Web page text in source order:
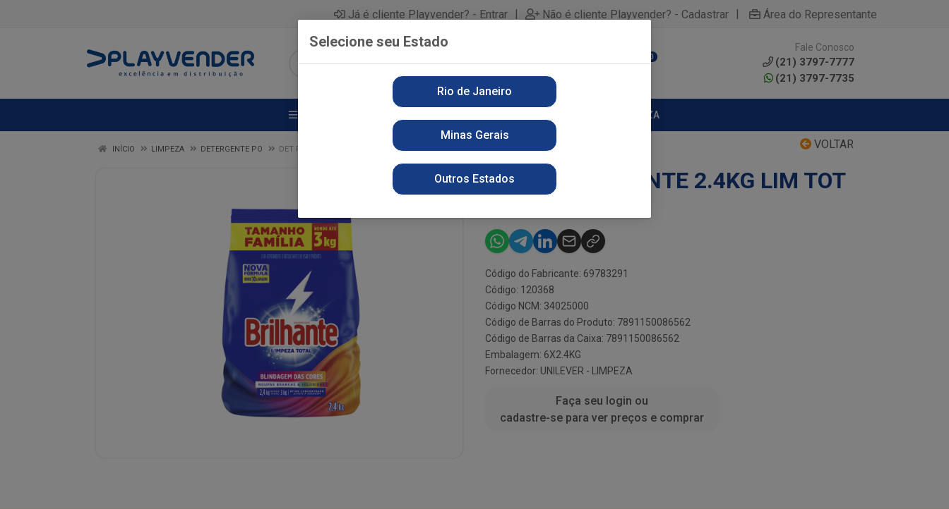
Já é cliente Playvender? - Entrar | Não é cliente Playvender? - Cadastrar | Área do Representante
0
Fale Conosco
(21) 3797-7777
(21) 3797-7735
LIMPEZA
VOLTAR
INÍCIO LIMPEZA DETERGENTE PO DET PO BRILHANTE 2.4KG LIM TOT TAM FAMIL
DET PO BRILHANTE 2.4KG LIM TOT
Código do Fabricante: 69783291
Código: 120368
Código NCM: 34025000
Código de Barras do Produto: 7891150086562
Código de Barras da Caixa: 7891150086562
Embalagem: 6X2.4KG
Fornecedor: UNILEVER - LIMPEZA
Faça seu login ou
cadastre-se para ver preços e comprar
Selecione seu Estado
Rio de Janeiro
Minas Gerais
Outros Estados